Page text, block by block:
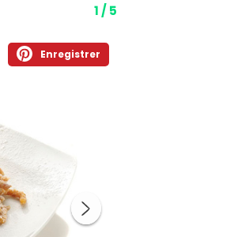
1 / 5
Enregistrer